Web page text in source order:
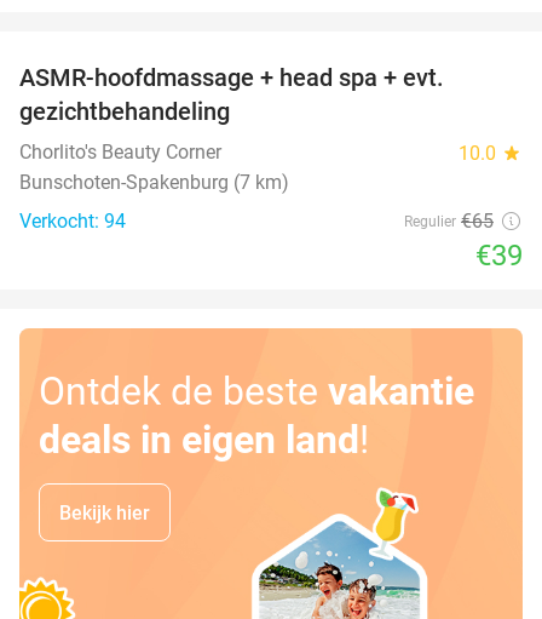
ASMR-hoofdmassage + head spa + evt.
gezichtbehandeling
Chorlito's Beauty Corner 10.0 star
Bunschoten-Spakenburg (7 km)
Verkocht: 94
Regulier €65
€39
Ontdek de beste vakantie
deals in eigen land!
Bekijk hier